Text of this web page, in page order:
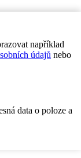
například
údajů nebo
data o poloze a